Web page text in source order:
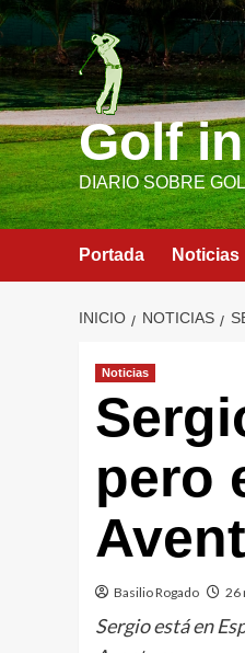
Saltar
al
contenido
Golf
DIARIO SOBRE
Portada Noticias
INICIO NOTICIAS
Noticias
pero
Basilio Rogado 26
Sergio está en